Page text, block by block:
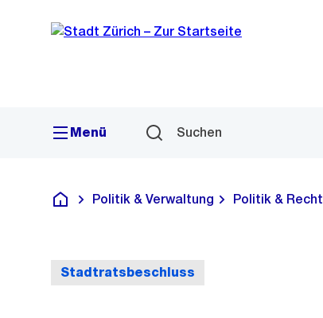
Navigation
Sprunglink
Menü Suchen
Deutsch
Politik & Verwaltung Politik & Recht
Stadtratsbeschluss